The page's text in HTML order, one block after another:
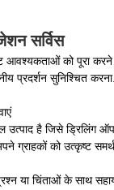
सर्विस
आवश्यकताओं को पूरा
प्रदर्शन सुनिश्चित
है जिसे ड्रिलिंग
ग्राहकों को उत्कृष्ट
या चिंताओं के साथ